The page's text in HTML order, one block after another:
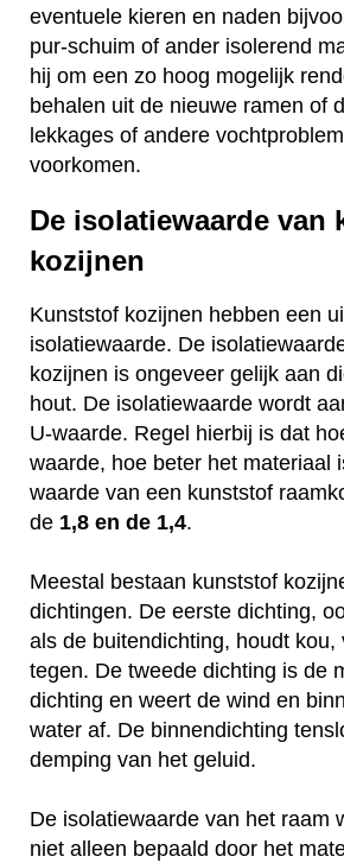
eventuele kieren en naden
pur-schuim of ander isolerend
hij om een zo hoog mogelijk
behalen uit de nieuwe ramen of
lekkages of andere
voorkomen.
De isolatiewaarde van
kozijnen
Kunststof kozijnen hebben een
isolatiewaarde. De
kozijnen is ongeveer gelijk aan
hout. De isolatiewaarde wordt
U-waarde. Regel hierbij is dat
waarde, hoe beter het materiaal
waarde van een kunststof
de 1,8 en de 1,4.
Meestal bestaan kunststof
dichtingen. De eerste dichting,
als de buitendichting, houdt kou,
tegen. De tweede dichting is de
dichting en weert de wind en
water af. De binnendichting
demping van het geluid.
De isolatiewaarde van het raam
niet alleen bepaald door het